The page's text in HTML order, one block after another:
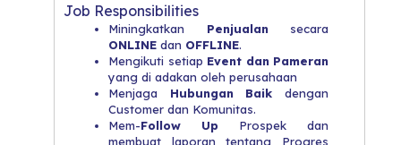
Job Responsibilities
Miningkatkan Penjualan secara
ONLINE dan OFFLINE.
Mengikuti setiap Event dan Pameran
yang di adakan oleh perusahaan
Menjaga Hubungan Baik dengan
Customer dan Komunitas.
Mem-Follow Up Prospek dan
membuat laporan tentang Progres